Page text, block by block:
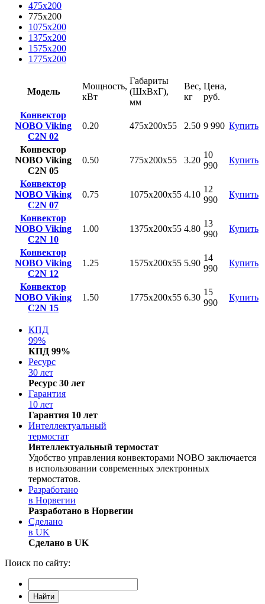
475x200
775x200
1075x200
1375x200
1575x200
1775x200
Модель
Мощность,
кВт
Габариты
(ШхВхГ),
мм
Вес,
кг
Цена,
руб.
Конвектор
NOBO Viking
C2N 02
0.20 475x200x55 2.50 9 990 Купить
Конвектор
NOBO Viking
C2N 05
0.50 775х200х55 3.20
10
990
Купить
Конвектор
NOBO Viking
C2N 07
0.75 1075х200х55 4.10
12
990
Купить
Конвектор
NOBO Viking
C2N 10
1.00 1375х200х55 4.80
13
990
Купить
Конвектор
NOBO Viking
C2N 12
1.25 1575х200х55 5.90
14
990
Купить
Конвектор
NOBO Viking
C2N 15
1.50 1775х200х55 6.30
15
990
Купить
КПД
99%
КПД 99%
Ресурс
30 лет
Ресурс 30 лет
Гарантия
10 лет
Гарантия 10 лет
Интеллектуальный
термостат
Интеллектуальный термостат
Удобство управления конвекторами NOBO заключается
в использовании современных электронных
термостатов.
Разработано
в Норвегии
Разработано в Норвегии
Сделано
в UK
Сделано в UK
Поиск по сайту: